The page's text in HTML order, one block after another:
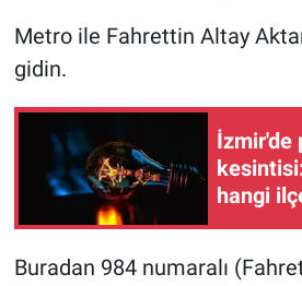
Metro ile Fahrettin Altay
gidin.
İzmir'de
hangi
Buradan 984 numaralı